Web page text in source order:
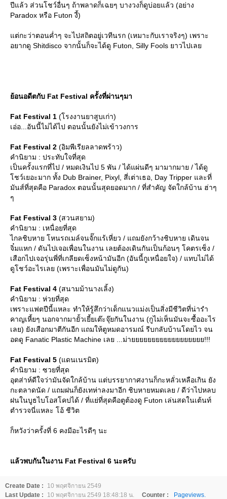
ปีแล้ว ส่วนโชว์อื่นๆ ถ้าพลาดก็เฉยๆ บางวงก็ดูบ่อยแล้ว (อย่าง
Paradox หรือ Futon งี้)
ต่กะว่าตอนค่ำๆ จะไปสถิตอยู่เวทีนรก (เหมาะกับเราจริงๆ) เพราะ
อยากดู Shitdisco จากนั้นก็จะได้ดู Futon, Silly Fools ยาวไปเล
้อนอดีตกับ Fat Festival ครั้งที่ผ่านๆมา
Fat Festival 1 (โรงงานยาสูบเก่า)
เอ่อ...อันนี้ไม่ได้ไป ตอนนั้นยังไม่เข้าวงการ
Fat Festival 2 (อิมพีเรียลลาดพร้าว)
คำนิยาม : ประทับใจที่สุด
เป็นครั้งแรกที่ไป / หมดเงินไป 5 พัน / ได้แผ่นดีๆ มามากมาย / ได้ดู
ชว์เยอะมาก ทั้ง Dub Brainer, Pixyl, สี่เต่าเธอ, Day Tripper และที่
มันส์ที่สุดคือ Paradox ตอนนั้นสุดยอดมาก / ที่สำคัญ จัดใกล้บ้าน ฮ่าๆ
ๆ
Fat Festival 3 (สวนสยาม)
คำนิยาม : เหนื่อยที่สุด
ไกลชิบหาย โหนรถเมล์จนจั๊กแร้เหี่ยว / แถมยังกว้างชิบหาย เดินจน
จิ๋มแหก / ดันไปเจอเพื่อนในงาน เลยต้องเดินกันเป็นก้อนๆ โคตรเซ็ง /
เสือกไปเจอรุ่นพี่ที่เกลียดเซ็งหน้ามันอีก (อันนี้กูเหนื่อยใจ) / แทบไม่ได้
ดูโชว์อะไรเลย (เพราะเพื่อนมันไม่ดูกัน)
Fat Festival 4 (สนามม้านางเลิ้ง)
คำนิยาม : ห่วยที่สุด
เพราะแฟตปีนี้แหละ ทำให้รู้สึกว่าเด็กแนวแม่งเป็นสิ่งมีชีวิตที่น่ารำ
คาญเหี้ยๆ นอกจากมายั้วเยี้ยเต๊ะจุ๊ยกันในงาน (กูไม่เห็นมันจะซื้ออะไร
เลย) ยังเสือกมาตีกันอีก แถมให้ตูหมดอารมณ์ รีบกลับบ้านโดยไว จน
อดดู Fanatic Plastic Machine เลย ...ม่ายยยยยยยยยยยยยยยยยย!!!
Fat Festival 5 (แดนเนรมิต)
คำนิยาม : ซวยที่สุด
อุตส่าห์ดีใจว่ามันจัดใกล้บ้าน แต่บรรยากาศงานก็กะหลั่วเหลือเกิน ยัง
กะตลาดนัด / แถมฝนก็ยังเทห่าลงมาอีก ชิบหายหมดเลย / ดีว่าไปหลบ
ฝนในบูธไบโอสโคปได้ / ที่แย่ที่สุดคือตูต้องดู Futon เล่นสดในเต้นท์
ตำรวจนี่แหละ โอ้ ชีวิต
ก็หวังว่าครั้งที่ 6 คงมีอะไรดีๆ นะ
ล้วพบกันในงาน Fat Festival 6 นะครับ
Create Date :
10 พฤศจิกายน 2549
Last Update :
10 พฤศจิกายน 2549 18:48:18 น. Counter :
Pageviews.